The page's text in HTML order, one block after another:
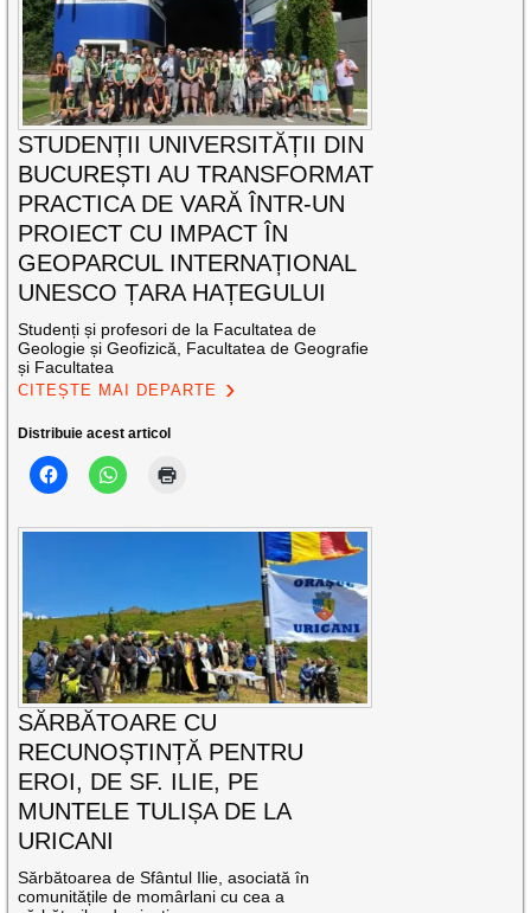
STUDENȚII UNIVERSITĂȚII DIN
BUCUREȘTI AU TRANSFORMAT
PRACTICA DE VARĂ ÎNTR-UN
PROIECT CU IMPACT ÎN
GEOPARCUL INTERNAȚIONAL
UNESCO ȚARA HAȚEGULUI
Studenți și profesori de la Facultatea de
Geologie și Geofizică, Facultatea de Geografie
și Facultatea
CITEȘTE MAI DEPARTE
Distribuie acest articol
SĂRBĂTOARE CU
RECUNOȘTINȚĂ PENTRU
EROI, DE SF. ILIE, PE
MUNTELE TULIȘA DE LA
URICANI
Sărbătoarea de Sfântul Ilie, asociată în
comunitățile de momârlani cu cea a